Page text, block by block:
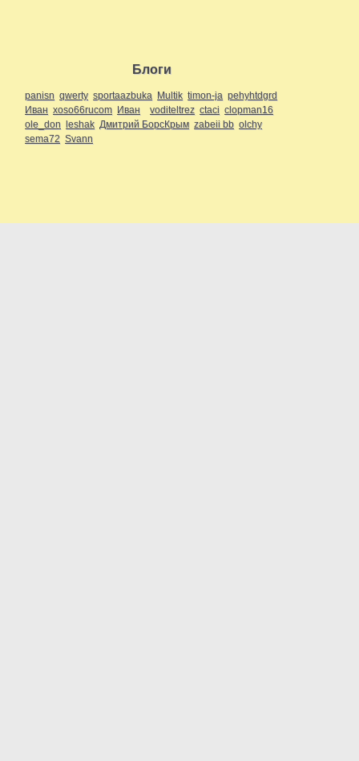
Блоги
panisn qwerty sportaazbuka Multik timon-ja pehyhtdgrd
Иван xoso66rucom Иван voditeltrez ctaci clopman16
ole_don leshak Дмитрий БорсКрым zabeii bb olchy
sema72 Svann